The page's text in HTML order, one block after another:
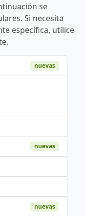
se
Si necesita
específica, utilice
nuevas
nuevas
nuevas